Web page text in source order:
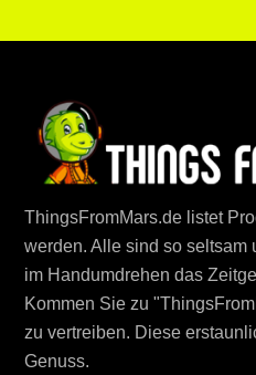
ThingsFromMars.de listet
werden. Alle sind so seltsam
im Handumdrehen das
Kommen Sie zu
zu vertreiben. Diese
Genuss.